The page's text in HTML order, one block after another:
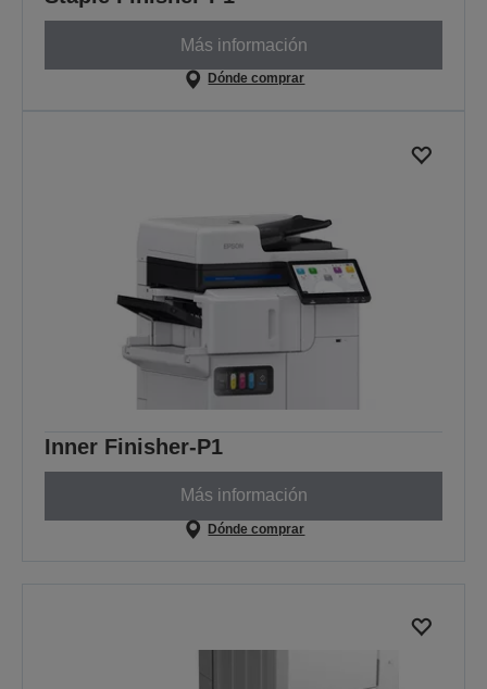
Más información
Dónde comprar
Inner Finisher-P1
Más información
Dónde comprar